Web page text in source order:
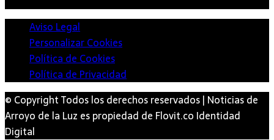
Aviso Legal
Personalizar Cookies
Política de Cookies
Política de Privacidad
© Copyright Todos los derechos reservados | Noticias de
Arroyo de la Luz es propiedad de Flovit.co Identidad
Digital